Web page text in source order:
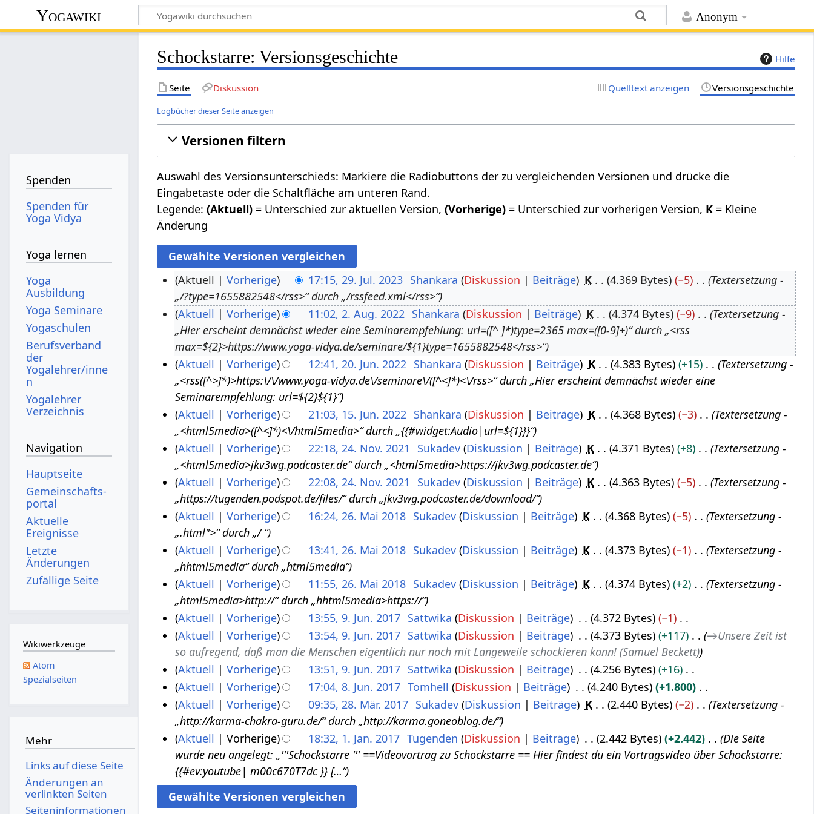
Anonym
Yogawiki
Hilfe
Schockstarre: Versionsgeschichte
Seite Diskussion Quelltext anzeigen Versionsgeschichte
Logbücher dieser Seite anzeigen
Versionen filtern
Auswahl des Versionsunterschieds: Markiere die Radiobuttons der zu vergleichenden Versionen und drücke die
Eingabetaste oder die Schaltfläche am unteren Rand.
Legende:(Aktuell) = Unterschied zur aktuellen Version,(Vorherige) = Unterschied zur vorherigen Version, K = Kleine
Änderung
9
u
2
2
Aktuell Vorherige 17:15, 29. Jul. 2023 Shankara Diskussion Beiträge K 4.369 Bytes −5
Textersetzung -
„/?type=1655882548</rss>“ durch „/rssfeed.xml</rss>“
A
u
0
2
Aktuell Vorherige 11:02, 2. Aug. 2022 Shankara Diskussion Beiträge K 4.374 Bytes −9
Textersetzung -
„Hier erscheint demnächst wieder eine Seminarempfehlung: url=([^ ]*)type=2365 max=([0-9]+)“ durch „<rss
max=${2}>https://www.yoga-vidya.de/seminare/${1}type=1655882548</rss>“
u
0
2
Aktuell Vorherige 12:41, 20. Jun. 2022 Shankara Diskussion Beiträge K 4.383 Bytes +15
Textersetzung -
„<rss([^>]*)>https:\/\/www.yoga-vidya.de\/seminare\/([^<]*)<\/rss>“ durch „Hier erscheint demnächst wieder eine
Seminarempfehlung: url=${2}${1}“
5
J
n
2
2
Aktuell Vorherige 21:03, 15. Jun. 2022 Shankara Diskussion Beiträge K 4.368 Bytes −3
Textersetzung -
„<html5media>([^<]*)<\/html5media>“ durch „{{#widget:Audio|url=${1}}}“
4
N
v
m
e
0
2
1
Aktuell Vorherige 22:18, 24. Nov. 2021 Sukadev Diskussion Beiträge K 4.371 Bytes +8
Textersetzung -
„<html5media>jkv3wg.podcaster.de“ durch „<html5media>https://jkv3wg.podcaster.de“
Aktuell
Vorherige 22:08, 24. Nov. 2021 Sukadev Diskussion Beiträge K 4.363 Bytes −5
Textersetzung -
„https://tugenden.podspot.de/files/“ durch „jkv3wg.podcaster.de/download/“
6
M
2
1
8
Aktuell Vorherige 16:24, 26. Mai 2018 Sukadev Diskussion Beiträge K 4.368 Bytes −5
Textersetzung -
„.html">“ durch „/ “
Aktuell
Vorherige 13:41, 26. Mai 2018 Sukadev Diskussion Beiträge K 4.373 Bytes −1
Textersetzung -
„hhtml5media“ durch „html5media“
Aktuell
Vorherige 11:55, 26. Mai 2018 Sukadev Diskussion Beiträge K 4.374 Bytes +2
Textersetzung -
„html5media>http://“ durch „hhtml5media>https://“
9
J
u
n
2
7
Aktuell Vorherige 13:55, 9. Jun. 2017 Sattwika Diskussion Beiträge 4.372 Bytes
−1
K
e
i
n
e
B
e
a
r
b
e
Aktuell Vorherige 13:54, 9. Jun. 2017 Sattwika Diskussion Beiträge 4.373 Bytes +117 →Unsere Zeit ist
so aufregend, daß man die Menschen eigentlich nur noch mit Langeweile schockieren kann! (Samuel Beckett)
Aktuell
Vorherige 13:51, 9. Jun. 2017 Sattwika Diskussion Beiträge 4.256 Bytes
+16
K
e
n
e
B
e
a
8
J
i
2
Aktuell Vorherige 17:04, 8. Jun. 2017 Tomhell Diskussion Beiträge 4.240 Bytes
+1.800
K
i
n
e
B
e
8
ä
r
Aktuell Vorherige 09:35, 28. Mär. 2017 Sukadev Diskussion Beiträge K 2.440 Bytes −2
Textersetzung -
„http://karma-chakra-guru.de/“ durch „http://karma.goneoblog.de/“
J
a
Aktuell Vorherige 18:32, 1. Jan. 2017 Tugenden Diskussion Beiträge 2.442 Bytes +2.442
Die Seite
wurde neu angelegt: „'''Schockstarre‏‎ ''' ==Videovortrag zu Schockstarre‏‎ == Hier findest du ein Vortragsvideo über Schockstarre‏‎:
{{#ev:youtube| m00c670T7dc }} […“
Spenden
Spenden für
Yoga Vidya
Yoga lernen
Yoga
Ausbildung
Yoga Seminare
Yogaschulen
Berufsverband
der
Yogalehrer/inne
n
Yogalehrer
Verzeichnis
Navigation
Hauptseite
Gemeinschafts­
portal
Aktuelle
Ereignisse
Letzte
Änderungen
Zufällige Seite
Wikiwerkzeuge
Atom
Spezialseiten
Mehr
Links auf diese Seite
Änderungen an
verlinkten Seiten
Seiten­­informationen